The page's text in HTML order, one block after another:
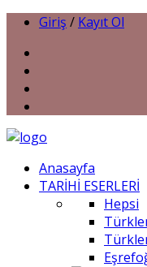
Giriş / Kayıt Ol
Anasayfa
TARİHİ ESERLERİ
Hepsi